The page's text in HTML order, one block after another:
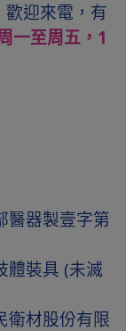
迎來電，有
一至周五，1
醫器製壹字第
體裝具 (未滅
衛材股份有限